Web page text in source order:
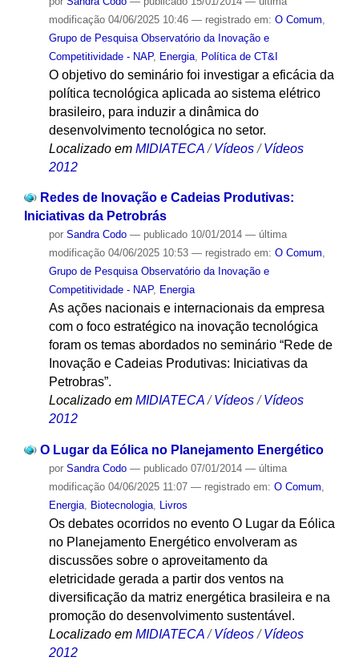
modificação04/06/2025 10:46 — registrado em: O Comum
Grupo de Pesquisa Observatório da Inovação e
Competitividade - NAP, Energia, Política de CT&I
O objetivo do seminário foi investigar a eficácia da
política tecnológica aplicada ao sistema elétrico
brasileiro, para induzir a dinâmica do
desenvolvimento tecnológica no setor.
Localizado em MIDIATECA /Vídeos /Vídeos
2012
Redes de Inovação e Cadeias Produtivas:
Iniciativas da Petrobrás
por Sandra Codo — publicado10/01/2014 — última
modificação04/06/2025 10:53 — registrado em: O Comum,
Grupo de Pesquisa Observatório da Inovação e
Competitividade - NAP, Energia
As ações nacionais e internacionais da empresa
com o foco estratégico na inovação tecnológica
foram os temas abordados no seminário “Rede de
Inovação e Cadeias Produtivas: Iniciativas da
Petrobras”.
Localizado em MIDIATECA /Vídeos /Vídeos
2012
O Lugar da Eólica no Planejamento Energético
por Sandra Codo — publicado07/01/2014 — última
modificação04/06/2025 11:07 — registrado em: O Comum,
Energia, Biotecnologia, Livros
Os debates ocorridos no evento O Lugar da Eólica
no Planejamento Energético envolveram as
discussões sobre o aproveitamento da
eletricidade gerada a partir dos ventos na
diversificação da matriz energética brasileira e na
promoção do desenvolvimento sustentável.
Localizado em MIDIATECA /Vídeos /Vídeos
2012